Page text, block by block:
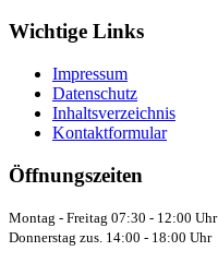
Wichtige Links
Impressum
Datenschutz
Inhaltsverzeichnis
Kontaktformular
Öffnungszeiten
Montag - Freitag 07:30 - 12:00 Uhr
Donnerstag zus. 14:00 - 18:00 Uhr